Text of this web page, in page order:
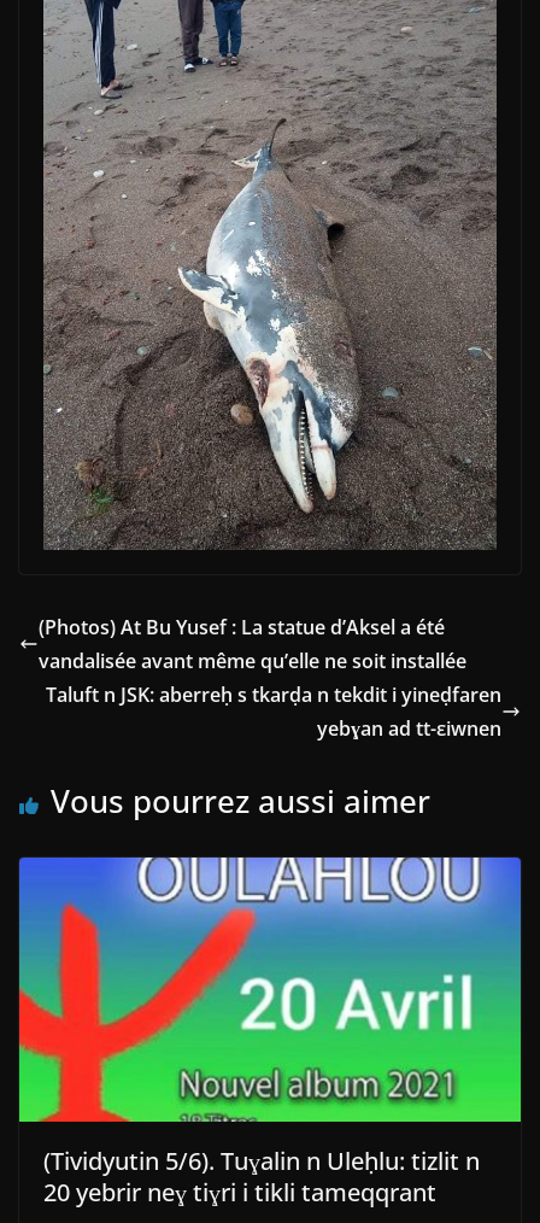
(Photos) At Bu Yusef : La statue d’Aksel a été
vandalisée avant même qu’elle ne soit installée
Taluft n JSK: aberreḥ s tkarḍa n tekdit i yineḍfaren
yebɣan ad tt-εiwnen
Vous pourrez aussi aimer
(Tividyutin 5/6). Tuɣalin n Uleḥlu: tizlit n
20 yebrir neɣ tiɣri i tikli tameqqrant